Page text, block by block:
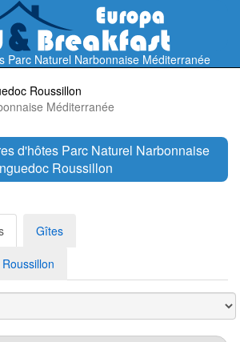
Parc Naturel Narbonnaise Méditerranée
Roussillon
Méditerranée
d'hôtes Parc Naturel Narbonnaise
Roussillon
Gîtes
partir ?